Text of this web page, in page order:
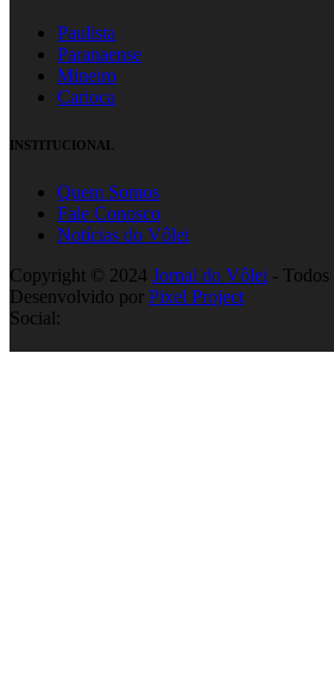
Paulista
Paranaense
Mineiro
Carioca
INSTITUCIONAL
Quem Somos
Fale Conosco
Notícias do Vôlei
Copyright © 2024 Jornal do Vôlei - Todos
Desenvolvido por Pixel Project
Social: